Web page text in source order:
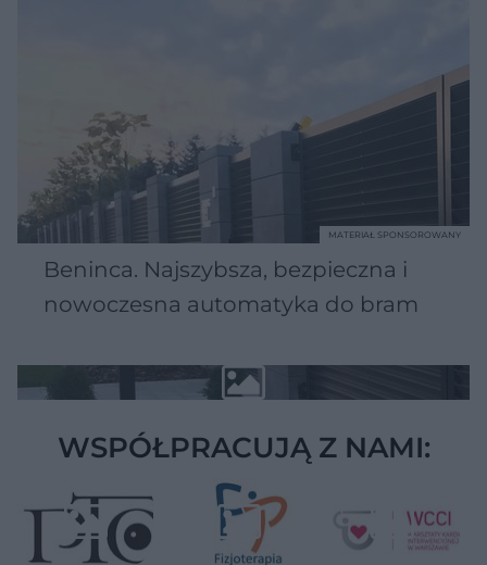
Beninca. Najszybsza, bezpieczna i
nowoczesna automatyka do bram
MATERIAŁ SPONSOROWANY
WSPÓŁPRACUJĄ Z NAMI: